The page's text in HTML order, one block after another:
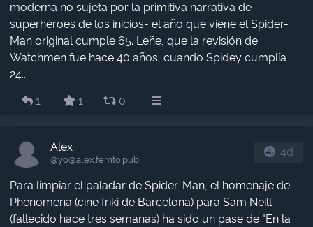
moderna no sujeta por la primitiva narrativa de
superhéroes de los inicios- el año que viene el Spider-
Man original cumple 65. Leñe, que la revisión de
Watchmen fue hace 40 años, cuando Spidey cumplía
24...
1
1 0
Alex
@yo​@alex.femto.pub
4d
Para limpiar el paladar de Spider-Man, el homenaje de
Phenomena (cine friki de Barcelona) para Sam Neill
(fallecido hace tres semanas) ha sido un pase de "En la